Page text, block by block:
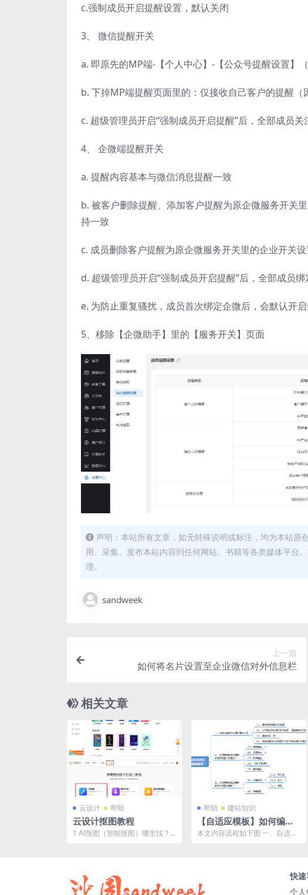
c.强制成员开启提醒设置，默认关闭
3、 微信提醒开关
a. 即原先的MP端-【个人中心】-【公众号提醒设置】
b. 下掉MP端提醒页面里的：仅接收自己客户的提醒（
c. 超级管理员开启“强制成员开启提醒”后，全部成员
4、 企微端提醒开关
a. 提醒内容基本与微信消息提醒一致
b. 被客户删除提醒、添加客户提醒为原企微服务开关
持一致
c. 成员删除客户提醒为原企微服务开关里的企业开关
d. 超级管理员开启“强制成员开启提醒”后，全部成员
e. 为防止重复骚扰，成员首次绑定企微后，会默认开
5、移除【企微助手】里的【服务开关】页面
声明：本站所有文章，如无特殊说明或标注，均为本站
用、采集、发布本站内容到任何网站、书籍等各类媒体平台
理。
sandweek
上一篇
如何将名片设置至企业微信对外信息栏
相关文章
云设计 帮助
云设计抠图教程
1 AI抠图（智能抠图）哪里找？
帮助 建站知识
【自适应模板】如何编辑
通栏？
本文内容流程如下图 一、自适应
快
个